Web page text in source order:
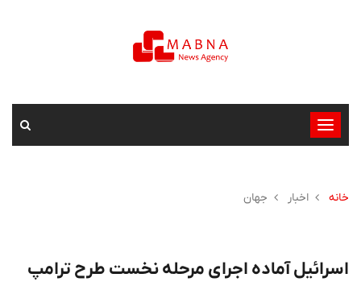
تغییر
وضعیت
خانه
اخبار جهان
اسرائیل آماده اجرای مرحله نخست طرح ترامپ